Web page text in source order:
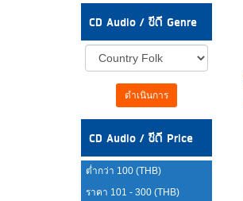
CD Audio / ซีดี Genre
ดำเนินการ
CD Audio / ซีดี Price
ต่ำกว่า 100 (THB)
ราคา 101 - 300 (THB)